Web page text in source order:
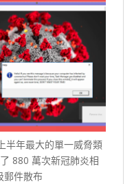
半年最大的單一威脅類
880 萬次新冠肺炎相
郵件散布